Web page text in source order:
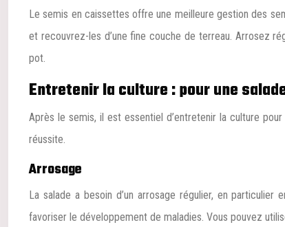
Le semis en caissettes offre une meilleure gestion des
et recouvrez-les d’une fine couche de terreau. Arrosez
pot.
Entretenir la culture : pour une
Après le semis, il est essentiel d’entretenir la culture
réussite.
Arrosage
La salade a besoin d’un arrosage régulier, en
favoriser le développement de maladies. Vous pouvez